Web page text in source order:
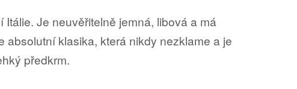
Je neuvěřitelně jemná, libová a má
klasika, která nikdy nezklame a je
předkrm.